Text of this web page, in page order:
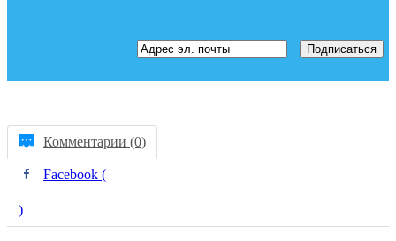
Комментарии (0)
Facebook (
)